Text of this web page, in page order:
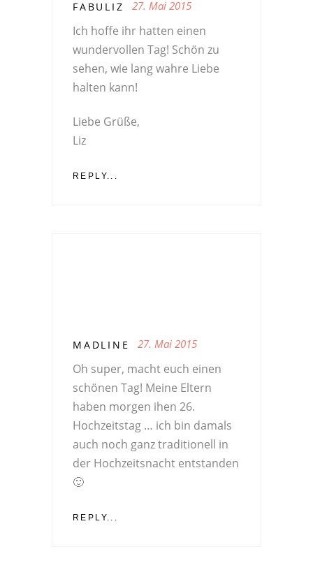
FABULIZ 27. Mai 2015
Ich hoffe ihr hatten einen
wundervollen Tag! Schön zu
sehen, wie lang wahre Liebe
halten kann!
Liebe Grüße,
Liz
REPLY...
MADLINE 27. Mai 2015
Oh super, macht euch einen
schönen Tag! Meine Eltern
haben morgen ihen 26.
Hochzeitstag … ich bin damals
auch noch ganz traditionell in
der Hochzeitsnacht entstanden
🙂
REPLY...